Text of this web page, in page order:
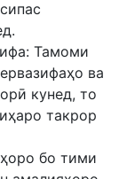
Тамоми
ва
кунед, то
такрор
бо тими